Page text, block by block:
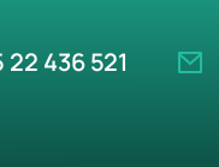
22 436 521